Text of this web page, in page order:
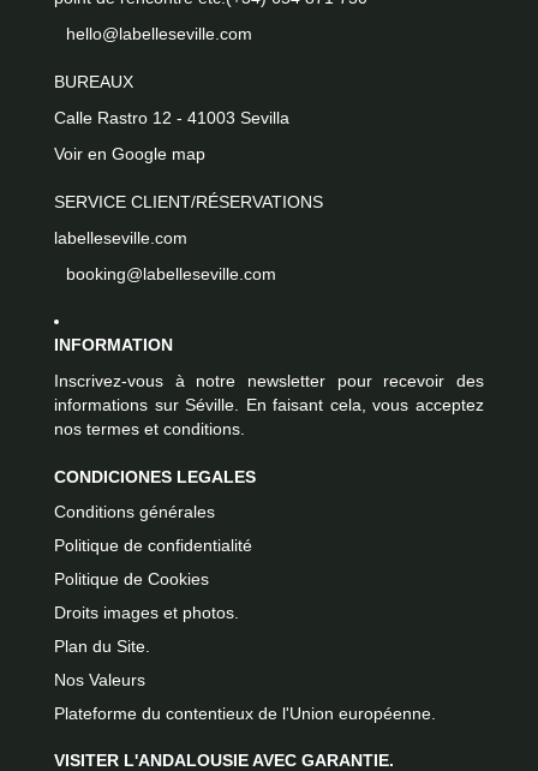
hello@labelleseville.com
BUREAUX
Calle Rastro 12 - 41003 Sevilla
Voir en Google map
SERVICE CLIENT/RÉSERVATIONS
labelleseville.com
booking@labelleseville.com
INFORMATION
Inscrivez-vous à notre newsletter pour recevoir des
informations sur Séville. En faisant cela, vous acceptez
nos termes et conditions.
CONDICIONES LEGALES
Conditions générales
Politique de confidentialité
Politique de Cookies
Droits images et photos.
Plan du Site.
Nos Valeurs
Plateforme du contentieux de l'Union européenne.
VISITER L'ANDALOUSIE AVEC GARANTIE.